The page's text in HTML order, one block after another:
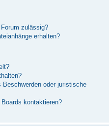
zulässig?
erhalten?
oder juristische
kontaktieren?